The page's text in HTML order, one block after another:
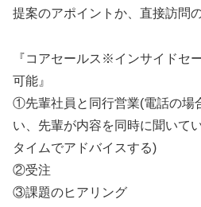
提案のアポイントか、直接訪問
『コアセールス※インサイドセ
可能』
①先輩社員と同行営業(電話の場
い、先輩が内容を同時に聞いて
タイムでアドバイスする)
②受注
③課題のヒアリング